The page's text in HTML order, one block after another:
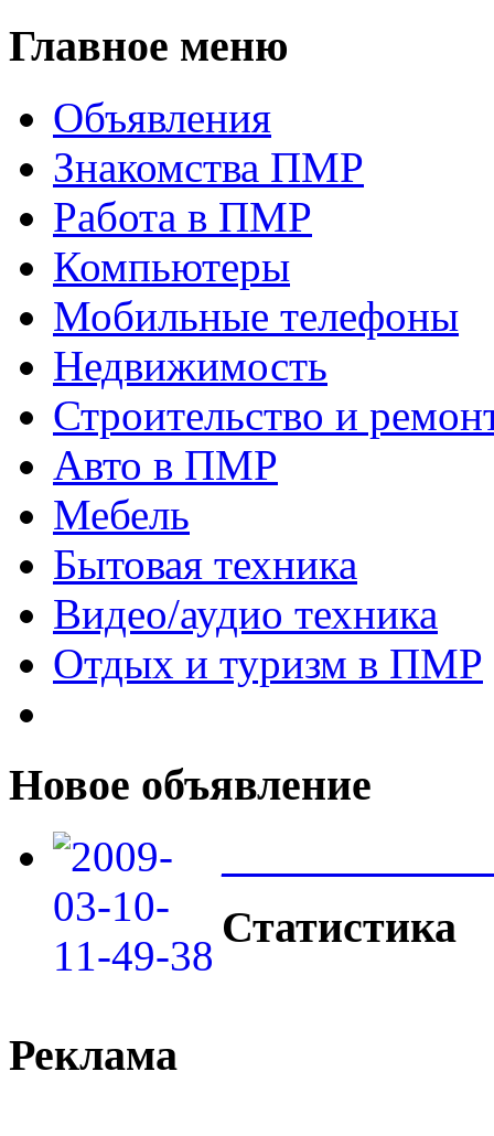
Главное меню
Объявления
Знакомства ПМР
Работа в ПМР
Компьютеры
Мобильные телефоны
Недвижимость
Строительство и
Авто в ПМР
Мебель
Бытовая техника
Видео/аудио техника
Отдых и туризм в ПМР
Новое объявление
Статистика
Реклама